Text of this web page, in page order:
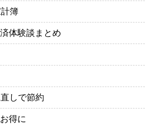
簿
体験談まとめ
しで節約
得に